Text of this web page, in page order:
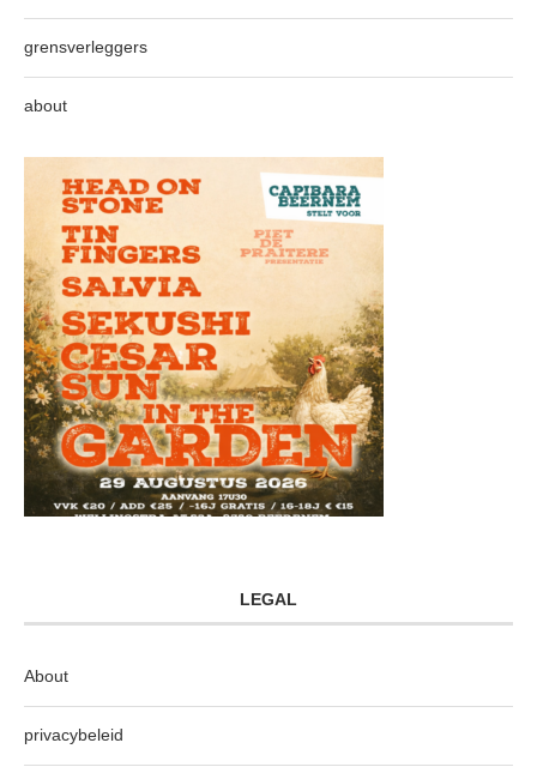
grensverleggers
about
LEGAL
About
privacybeleid